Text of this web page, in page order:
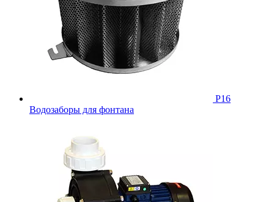
Р16
Водозаборы для фонтана